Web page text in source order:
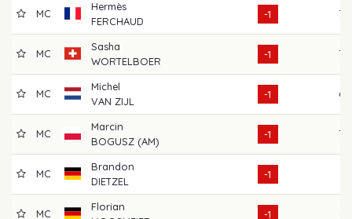
MC
Hermès
FERCHAUD
-1 70
MC
Sasha
WORTELBOER
-1 70
MC
Michel
VAN ZIJL
-1 69
MC
Marcin
BOGUSZ (AM)
-1 70
MC
Brandon
DIETZEL
-1
MC
Florian
-1